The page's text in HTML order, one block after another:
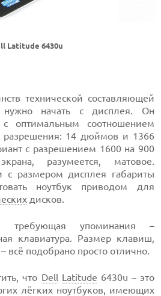
Latitude 6430u
технической составляющей
начать с дисплея. Он
с оптимальным соотношением
разрешения: 14 дюймов и 1366
с разрешением 1600 на 900
разумеется, матовое.
с размером дисплея габариты
ноутбук приводом для
дисков.
требующая упоминания –
клавиатура. Размер клавиш,
всё подобрано просто отлично.
что Dell Latitude 6430u – это
лёгких ноутбуков, имеющих